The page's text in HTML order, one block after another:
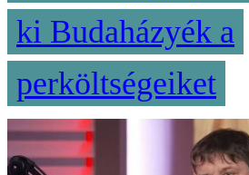
ki Budaházyék a
perköltségeiket